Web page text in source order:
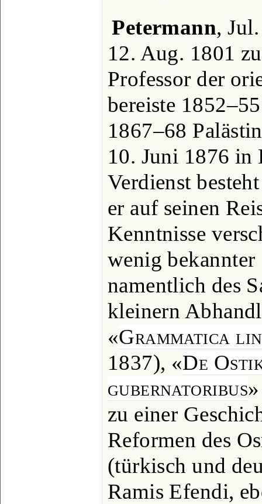
Petermann,
12. Aug. 1801
Professor der
bereiste
1867‒68
10. Juni 1876 in
Verdienst
er auf seinen
Kenntnisse
wenig
namentlich des
kleinern
«Grammatica
1837), «De
gubernatoribus
zu einer
Reformen des
(türkisch und
Ramis Efendi,